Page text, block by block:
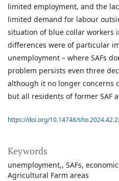
Keywords
unemployment, SAFs
Agricultural Farm areas
limited employment, and the
limited demand for labour
situation of blue collar workers
differences were of particular
unemployment – where SAFs
problem persists even three
although it no longer concerns
but all residents of former SAF
https://doi.org/10.14746/